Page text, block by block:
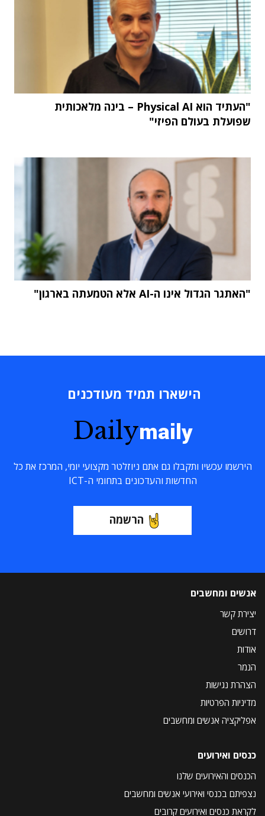
"העתיד הוא Physical AI – בינה מלאכותית
שפועלת בעולם הפיזי"
"האתגר הגדול אינו ה-AI אלא הטמעתה בארגון"
הישארו תמיד מעודכנים
Dailymaily
הירשמו עכשיו ותקבלו גם אתם ניוזלטר מקצועי יומי, המרכז את כל
החדשות והעדכונים בתחומי ה-ICT
הרשמה
אנשים ומחשבים
יצירת קשר
דרושים
אודות
הנמר
הצהרת נגישות
מדיניות הפרטיות
אפליקציה אנשים ומחשבים
כנסים ואירועים
הכנסים והאירועים שלנו
נצפיתם בכנסי ואירועי אנשים ומחשבים
לקראת כנסים ואירועים קרובים